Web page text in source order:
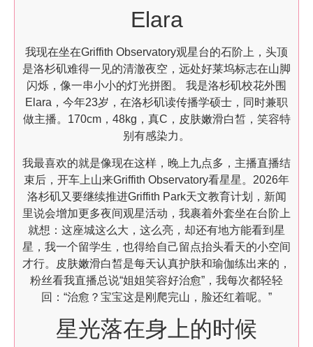
Elara
我现在坐在Griffith Observatory观星台的石阶上，头顶
是洛杉矶难得一见的清澈夜空，远处好莱坞标志在山脚
闪烁，像一串小小的灯光拼图。 我是洛杉矶校花外围
Elara，今年23岁，在洛杉矶读传播学硕士，同时兼职
做主播。170cm，48kg，真C，皮肤嫩滑白皙，笑容特
别有感染力。
我最喜欢的就是像现在这样，晚上九点多，主播直播结
束后，开车上山来Griffith Observatory看星星。2026年
洛杉矶又要继续推进Griffith Park天文教育计划，新闻
里说会增加更多夜间观星活动，我裹着外套坐在台阶上
就想：这座城这么大，这么亮，却还有地方能看到星
星，我一个留学生，也得给自己留点抬头看天的小空间
才行。皮肤嫩滑白皙是每天认真护肤和瑜伽练出来的，
粉丝看我直播总说“姐姐笑容好治愈”，我每次都轻轻
回：“治愈？宝宝这是刚爬完山，脸还红着呢。”
星光落在身上的时候